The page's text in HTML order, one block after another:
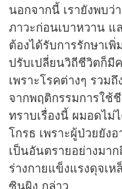
นอกจากนี้ เรายังพบว่
ภาวะก่อนเบาหวาน
ต้องได้รับการรักษาเ
ปรับเปลี่ยนวิถีชีวิตก็มี
เพราะโรคต่างๆ รวม
จากพฤติกรรมการใช้
ทราบเรื่องนี้ ผมอดไม่
โกรธ เพราะผู้ป่วยยัง
เป็นอันตรายอย่างมา
ร่างกายแข็งแรงดุจเ
ซินผิง กล่าว